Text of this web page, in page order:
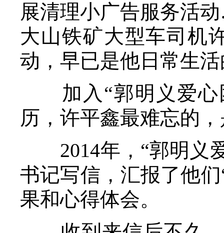
展清理小广告服务活
大山铁矿大型车司机
动，早已是他日常生
加入“郭明义爱心
历，许平鑫最难忘的
2014年，“郭明义
书记写信，汇报了他
果和心得体会。